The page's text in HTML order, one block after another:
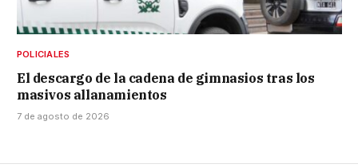
POLICIALES
El descargo de la cadena de gimnasios tras los
masivos allanamientos
7 de agosto de 2026